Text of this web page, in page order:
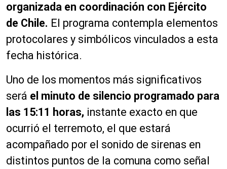
organizada en coordinación con Ejército
de Chile. El programa contempla elementos
protocolares y simbólicos vinculados a esta
fecha histórica.
Uno de los momentos más significativos
será el minuto de silencio programado para
las 15:11 horas, instante exacto en que
ocurrió el terremoto, el que estará
acompañado por el sonido de sirenas en
distintos puntos de la comuna como señal